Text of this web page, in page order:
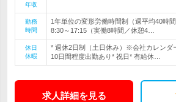
年収
勤務
時間
1年単位の変形労働時間制（週平均40時
8:30～17:15（実働8時間／休憩4…
休日
休暇
* 週休2日制（土日休み）※会社カレン
10日間程度出勤あり* 祝日* 有給休…
求人詳細を見る